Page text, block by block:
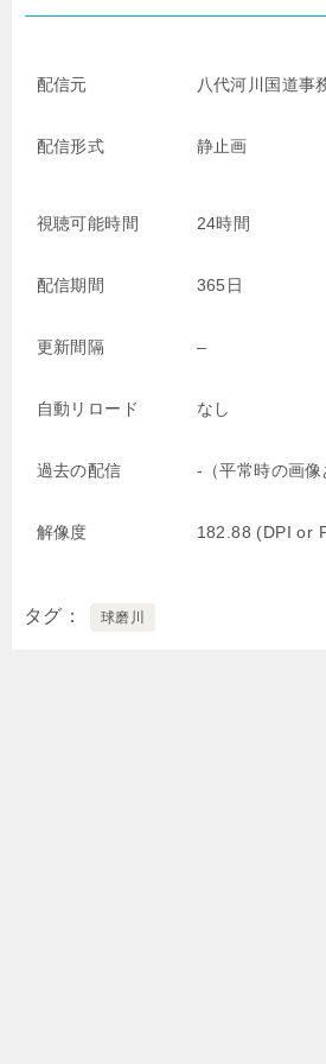
配信元 八代河川国道事
配信形式 静止画
視聴可能時間 24時間
配信期間 365日
更新間隔 –
自動リロード なし
過去の配信 -（平常時の画像
解像度 182.88 (DPI or
タグ 球磨川